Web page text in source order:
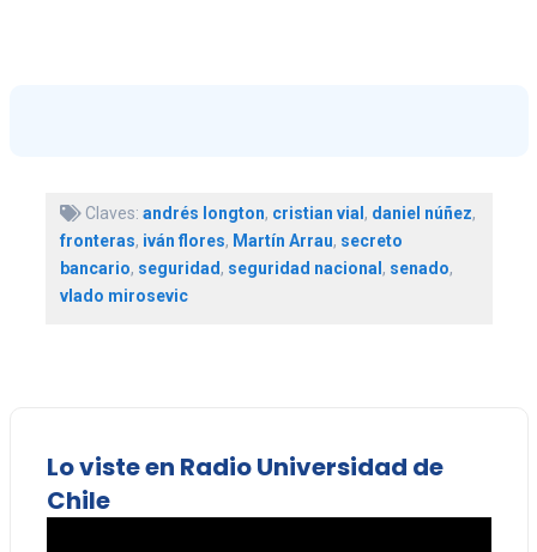
Claves: andrés longton, cristian vial , daniel núñez,
fronteras, iván flores, Martín Arrau, secreto
bancario, seguridad , seguridad nacional , senado,
vlado mirosevic
Lo viste en Radio Universidad de
Chile